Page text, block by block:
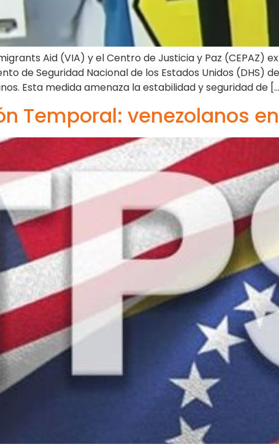
Aid (VIA) y el Centro de Justicia y Paz
de Seguridad Nacional de los Estados Unidos (DHS)
Esta medida amenaza la estabilidad y seguridad de
Temporal: venezolanos